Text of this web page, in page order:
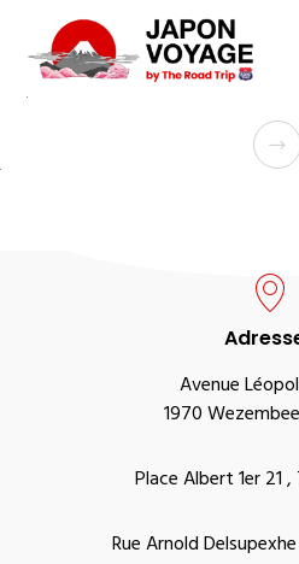
Avenue
1970
Place Albert 1er 21
Rue Arnold